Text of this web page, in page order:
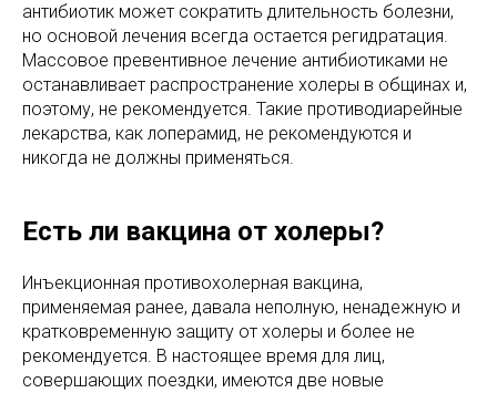
антибиотик может сократить длительность болезни,
но основой лечения всегда остается регидратация.
Массовое превентивное лечение антибиотиками не
останавливает распространение холеры в общинах и,
поэтому, не рекомендуется. Такие противодиарейные
лекарства, как лоперамид, не рекомендуются и
никогда не должны применяться.
Есть ли вакцина от холеры?
Инъекционная противохолерная вакцина,
применяемая ранее, давала неполную, ненадежную и
кратковременную защиту от холеры и более не
рекомендуется. В настоящее время для лиц,
совершающих поездки, имеются две новые